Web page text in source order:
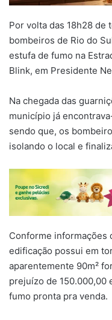
Por volta das 18h28 de
bombeiros de Rio do
estufa de fumo na
Blink, em Presidente
Na chegada das
município já
sendo que, os
isolando o local e
Conforme informações
edificação possui em
aparentemente 90m²
prejuízo de 150.000,00
fumo pronta pra venda.